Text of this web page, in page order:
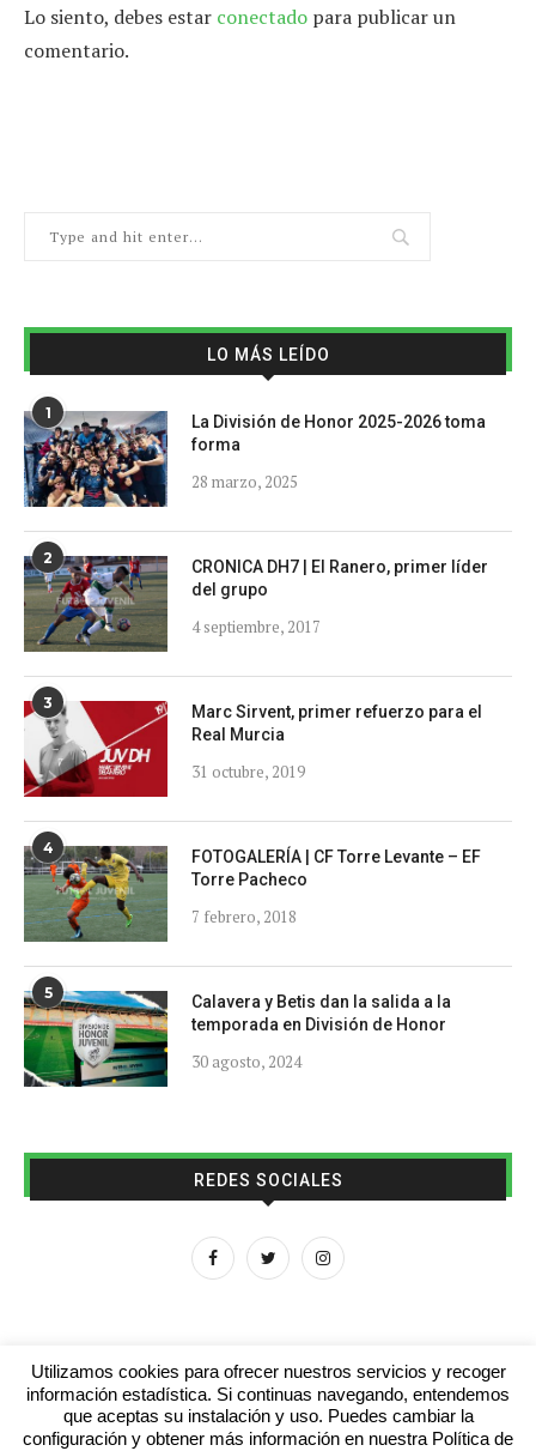
Lo siento, debes estar conectado para publicar un
comentario.
LO MÁS LEÍDO
1
La División de Honor 2025-2026 toma
forma
28 marzo, 2025
2
CRONICA DH7 | El Ranero, primer líder
del grupo
4 septiembre, 2017
3
Marc Sirvent, primer refuerzo para el
Real Murcia
31 octubre, 2019
4
FOTOGALERÍA | CF Torre Levante – EF
Torre Pacheco
7 febrero, 2018
5
Calavera y Betis dan la salida a la
temporada en División de Honor
30 agosto, 2024
REDES SOCIALES
Aviso legal Contacto Colabora con nosotros
Utilizamos cookies para ofrecer nuestros servicios y recoger
información estadística. Si continuas navegando, entendemos
que aceptas su instalación y uso. Puedes cambiar la
configuración y obtener más información en nuestra Política de